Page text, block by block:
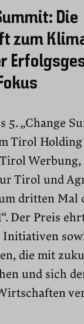
Die
zum
5. „Change
Tirol
Werbung,
Tirol und
dritten Mal
Der Preis
Initiativen
die mit
und sich